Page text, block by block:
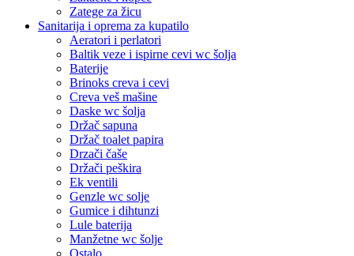
Zatege za žicu
Sanitarija i oprema za kupatilo
Aeratori i perlatori
Baltik veze i ispirne cevi wc šolja
Baterije
Brinoks creva i cevi
Creva veš mašine
Daske wc šolja
Držač sapuna
Držač toalet papira
Drzači čaše
Držači peškira
Ek ventili
Genzle wc solje
Gumice i dihtunzi
Lule baterija
Manžetne wc šolje
Ostalo